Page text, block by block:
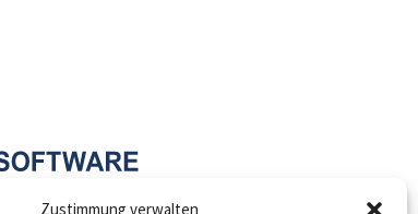
Zustimmung verwalten